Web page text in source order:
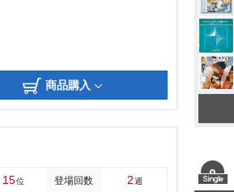
商品購入
15位 登場回数 2週